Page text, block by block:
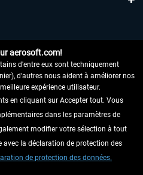
DERNIÈRES
aerosoft.com!
d'entre eux sont techniquement
d'autres nous aident à améliorer nos
expérience utilisateur.
en cliquant sur Accepter tout. Vous
dans les paramètres de
modifier votre sélection à tout
la déclaration de protection des
de protection des données.